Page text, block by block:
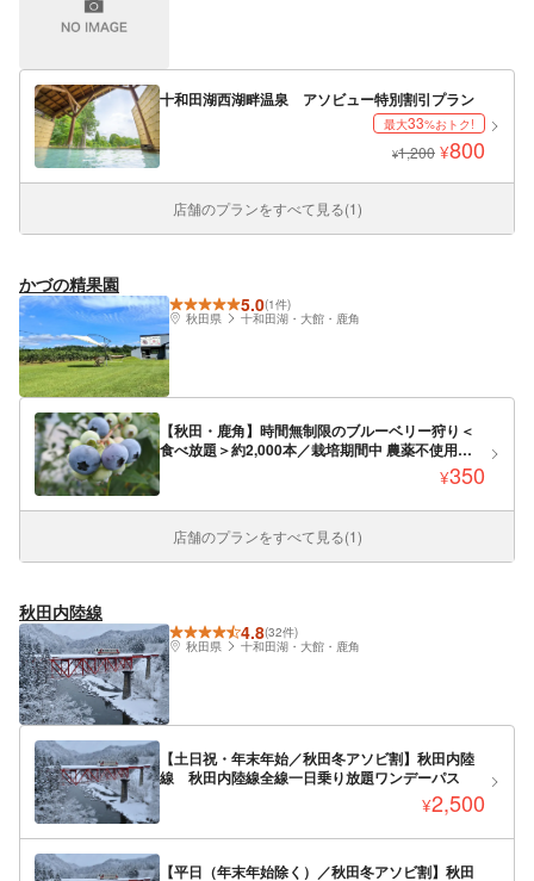
十和田湖西湖畔温泉 アソビュー特別割引プラン
最大33%おトク!
¥1,200 ¥800
店舗のプランをすべて見る(1)
かづの精果園
5.0(1件)
秋田県
十和田湖・大館・鹿角
【秋田・鹿角】時間無制限のブルーベリー狩り＜
食べ放題＞約2,000本／栽培期間中 農薬不使用【7
¥350
店舗のプランをすべて見る(1)
秋田内陸線
4.8(32件)
秋田県
十和田湖・大館・鹿角
【土日祝・年末年始／秋田冬アソビ割】秋田内陸
線 秋田内陸線全線一日乗り放題ワンデーパス
¥2,500
【平日（年末年始除く）／秋田冬アソビ割】秋田